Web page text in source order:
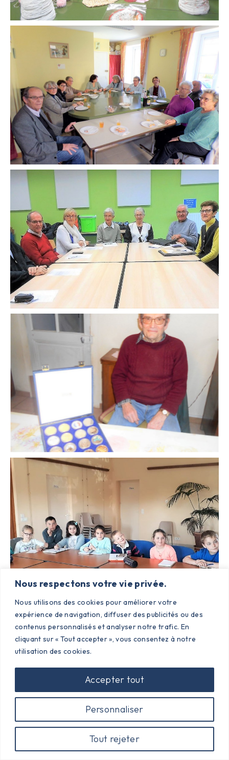
Nous respectons votre vie privée.
Nous utilisons des cookies pour améliorer votre
expérience de navigation, diffuser des publicités ou des
contenus personnalisés et analyser notre trafic. En
cliquant sur « Tout accepter », vous consentez à notre
utilisation des cookies.
Personnaliser
Tout rejeter
Accepter tout